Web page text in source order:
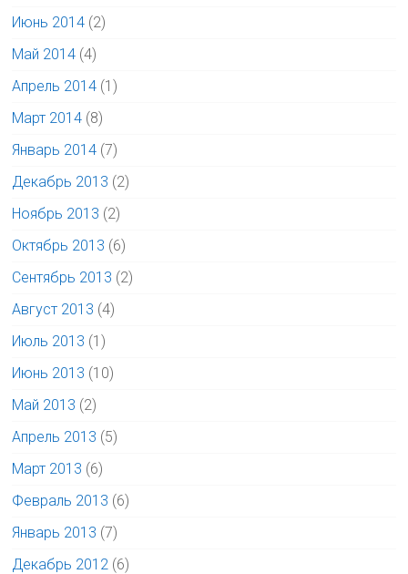
Июнь 2014 (2)
Май 2014 (4)
Апрель 2014 (1)
Март 2014 (8)
Январь 2014 (7)
Декабрь 2013 (2)
Ноябрь 2013 (2)
Октябрь 2013 (6)
Сентябрь 2013 (2)
Август 2013 (4)
Июль 2013 (1)
Июнь 2013 (10)
Май 2013 (2)
Апрель 2013 (5)
Март 2013 (6)
Февраль 2013 (6)
Январь 2013 (7)
Декабрь 2012 (6)